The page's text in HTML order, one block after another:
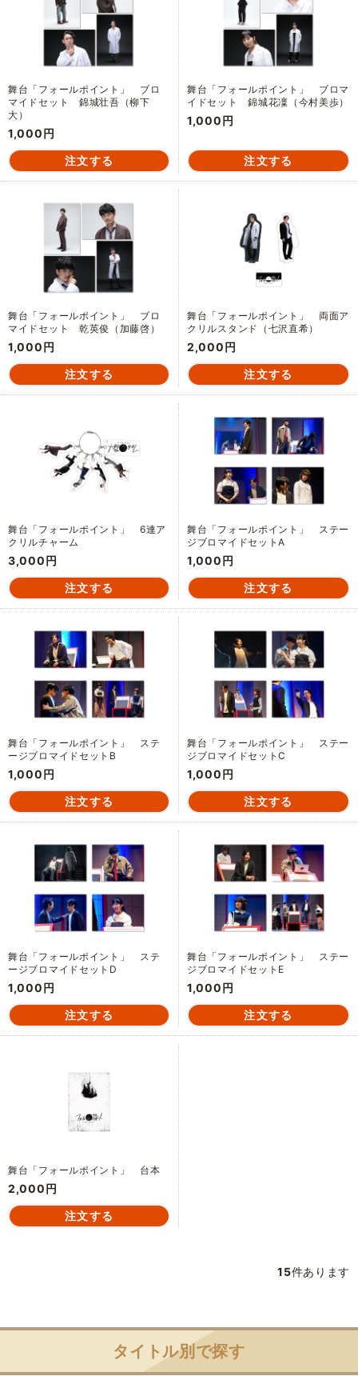
舞台「フォールポイント」 ブロ
マイドセット 錦城壮吾（柳下
大）
1,000円
舞台「フォールポイント」 ブロマ
イドセット 錦城花凜（今村美歩）
1,000円
舞台「フォールポイント」 ブロ
マイドセット 乾英俊（加藤啓）
1,000円
舞台「フォールポイント」 両面ア
クリルスタンド（七沢直希）
2,000円
舞台「フォールポイント」 6連ア
クリルチャーム
3,000円
舞台「フォールポイント」 ステー
ジブロマイドセットA
1,000円
舞台「フォールポイント」 ステ
ージブロマイドセットB
1,000円
舞台「フォールポイント」 ステー
ジブロマイドセットC
1,000円
舞台「フォールポイント」 ステ
ージブロマイドセットD
1,000円
舞台「フォールポイント」 ステー
ジブロマイドセットE
1,000円
舞台「フォールポイント」 台本
2,000円
15件あります
タイトル別で探す